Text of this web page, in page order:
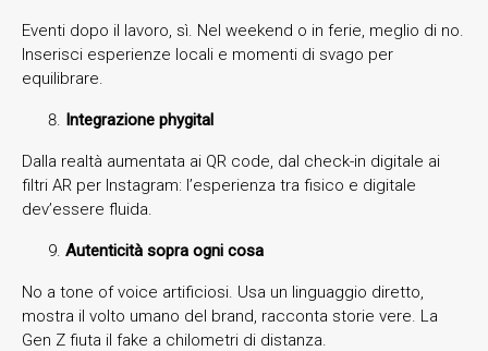
Eventi dopo il lavoro, sì. Nel weekend o in ferie, meglio di no.
Inserisci esperienze locali e momenti di svago per
equilibrare.
Integrazione phygital
Dalla realtà aumentata ai QR code, dal check-in digitale ai
filtri AR per Instagram: l’esperienza tra fisico e digitale
dev’essere fluida.
Autenticità sopra ogni cosa
No a tone of voice artificiosi. Usa un linguaggio diretto,
mostra il volto umano del brand, racconta storie vere. La
Gen Z fiuta il fake a chilometri di distanza.